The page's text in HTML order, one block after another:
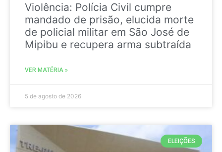
Violência: Polícia Civil cumpre
mandado de prisão, elucida morte
de policial militar em São José de
Mipibu e recupera arma subtraída
VER MATÉRIA »
5 de agosto de 2026
ELEIÇÕES